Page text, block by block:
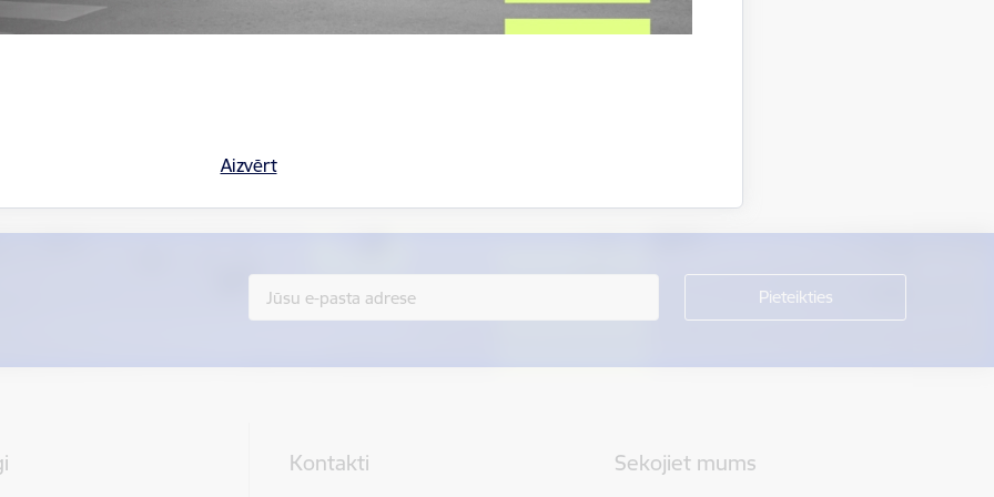
Aizvērt
Sniegt atsauksmi
Kontakti Sekojiet mums